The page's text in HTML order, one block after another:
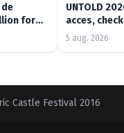
de
for
UNTOLD
acces,
5 aug. 2026
Castle Festival 2016